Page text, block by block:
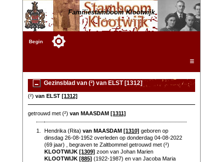
Familiestamboom Klootwijk
Begin
☰
Gezinsblad van (²) van ELST [1312]
(²) van ELST [1312]
getrouwd met (²) van MAASDAM [1311]
1. Hendrika (Rita)van MAASDAM [1310] geboren op
dinsdag 26-08-1952 overleden op donderdag 04-08-2022
(69 jaar) , begraven te Zaltbommel getrouwd met (²)
KLOOTWIJK [1309] zoon van Johan Marien
KLOOTWIJK [885] (1922-1987) en van Jacoba Maria